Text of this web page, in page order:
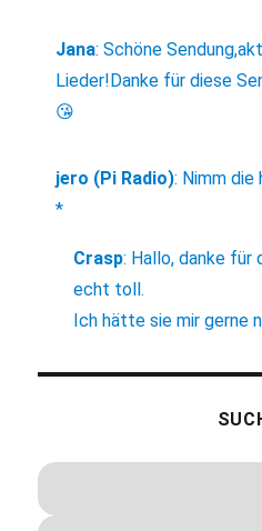
Jana:Schöne
Lieder!Danke für diese
😘
jero (Pi Radio): Nimm die
*
Crasp: Hallo, danke für
echt toll.
Ich hätte sie mir gerne